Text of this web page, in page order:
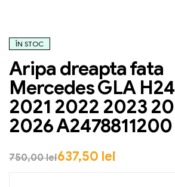
ÎN STOC
Aripa dreapta fata
Mercedes GLA
2021 2022 2023
2026 A2478811200
750,00lei637,50 lei